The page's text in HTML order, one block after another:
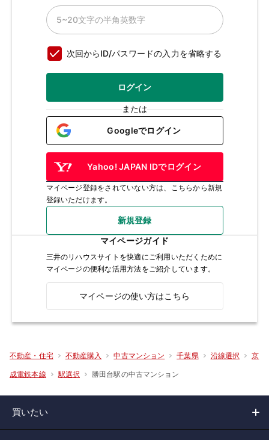
次回からID/パスワードの入力を省略する
ログイン
または
Googleでログイン
Yahoo! JAPAN IDでログイン
マイページ登録をされていない方は、こちらから新規
登録いただけます。
新規登録
マイページガイド
三井のリハウスサイトを快適にご利用いただくために
マイページの便利な活用方法をご紹介しています。
マイページの使い方はこちら
不動産・住宅 不動産購入 中古マンション 千葉県 沿線選択 京
成電鉄本線 駅選択 勝田台駅の中古マンション
買いたい